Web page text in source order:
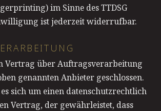
im Sinne des TTDSG
ist jederzeit widerrufbar.
Vertrag über Auftragsverarbeitung
genannten Anbieter geschlossen.
sich um einen datenschutzrechtlich
Vertrag, der gewährleistet, dass